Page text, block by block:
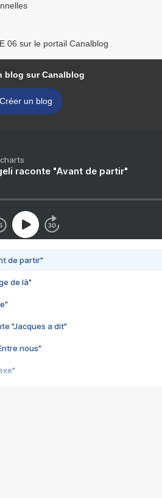
06 sur le portail Canalblog
blog sur Canalblog
Créer un blog
raconte "Avant de partir"
de partir"
de là"
"Jacques a dit"
nous"